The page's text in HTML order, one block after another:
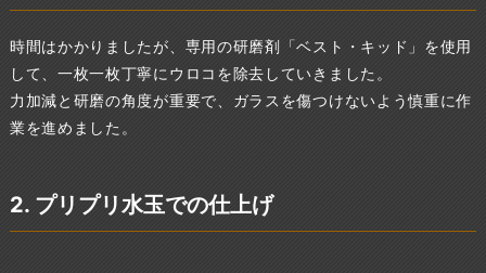
時間はかかりましたが、専用の研磨剤「ベスト・キッド」を使用
して、一枚一枚丁寧にウロコを除去していきました。
力加減と研磨の角度が重要で、ガラスを傷つけないよう慎重に作
業を進めました。
2. プリプリ水玉での仕上げ